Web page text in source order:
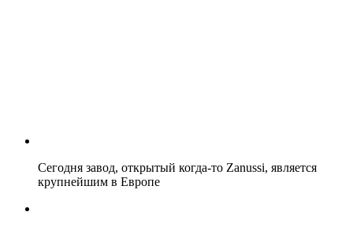
Сегодня завод, открытый когда-то Zanussi, является
крупнейшим в Европе